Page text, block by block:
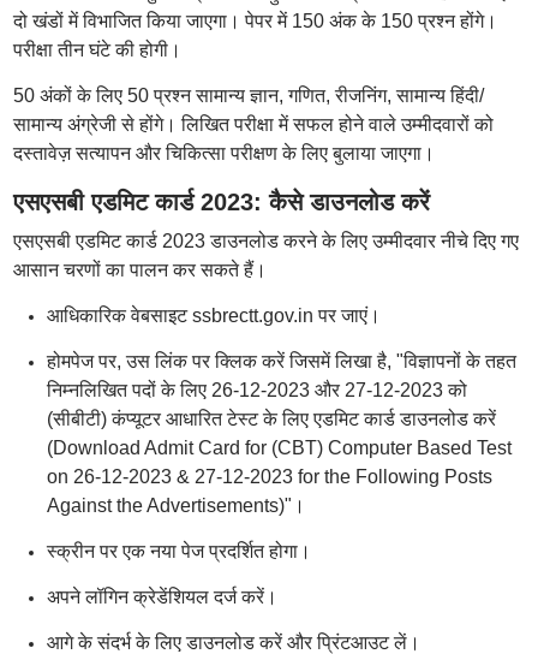
दो खंडों में विभाजित किया जाएगा। पेपर में 150 अंक के 150 प्रश्न होंगे।
परीक्षा तीन घंटे की होगी।
50 अंकों के लिए 50 प्रश्न सामान्य ज्ञान, गणित, रीजनिंग, सामान्य हिंदी/
सामान्य अंग्रेजी से होंगे। लिखित परीक्षा में सफल होने वाले उम्मीदवारों को
दस्तावेज़ सत्यापन और चिकित्सा परीक्षण के लिए बुलाया जाएगा।
एसएसबी एडमिट कार्ड 2023: कैसे डाउनलोड करें
एसएसबी एडमिट कार्ड 2023 डाउनलोड करने के लिए उम्मीदवार नीचे दिए गए
आसान चरणों का पालन कर सकते हैं।
आधिकारिक वेबसाइट ssbrectt.gov.in पर जाएं।
होमपेज पर, उस लिंक पर क्लिक करें जिसमें लिखा है, "विज्ञापनों के तहत
निम्नलिखित पदों के लिए 26-12-2023 और 27-12-2023 को
(सीबीटी) कंप्यूटर आधारित टेस्ट के लिए एडमिट कार्ड डाउनलोड करें
(Download Admit Card for (CBT) Computer Based Test
on 26-12-2023 & 27-12-2023 for the Following Posts
Against the Advertisements)"।
स्क्रीन पर एक नया पेज प्रदर्शित होगा।
अपने लॉगिन क्रेडेंशियल दर्ज करें।
आगे के संदर्भ के लिए डाउनलोड करें और प्रिंटआउट लें।